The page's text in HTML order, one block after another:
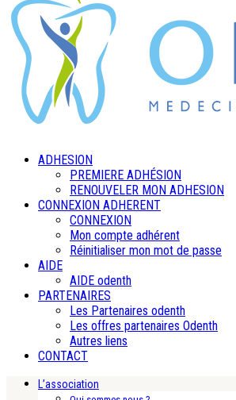
ADHESION
PREMIERE ADHÉSION
RENOUVELER MON ADHESION
CONNEXION ADHERENT
CONNEXION
Mon compte adhérent
Réinitialiser mon mot de passe
AIDE
AIDE odenth
PARTENAIRES
Les Partenaires odenth
Les offres partenaires Odenth
Autres liens
CONTACT
L’association